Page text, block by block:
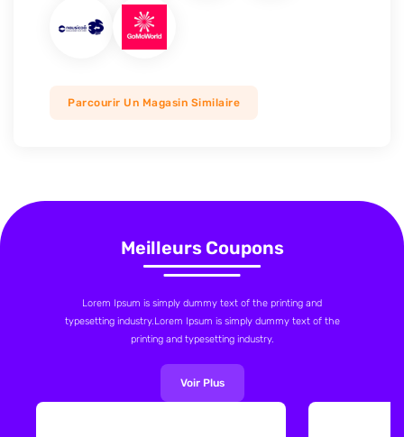
Parcourir Un Magasin Similaire
Meilleurs Coupons
Lorem Ipsum is simply dummy text of the printing and
typesetting industry.Lorem Ipsum is simply dummy text of the
printing and typesetting industry.
Voir Plus